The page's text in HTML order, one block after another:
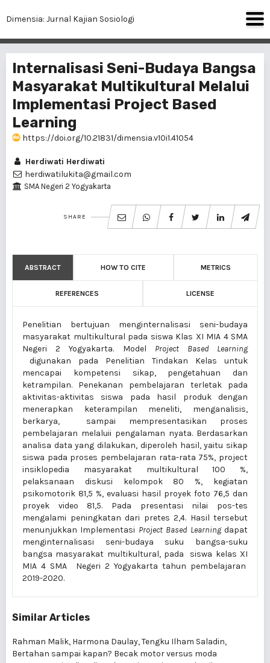
Dimensia: Jurnal Kajian Sosiologi
Internalisasi Seni-Budaya Bangsa
Masyarakat Multikultural Melalui
Implementasi Project Based
Learning
https://doi.org/10.21831/dimensia.v10i1.41054
Herdiwati Herdiwati
herdiwatilukita@gmail.com
SMA Negeri 2 Yogyakarta
SHARE
ABSTRACT HOW TO CITE METRICS
REFERENCES LICENSE
Penelitian bertujuan menginternalisasi seni-budaya
masyarakat multikultural pada siswa Klas XI MIA 4 SMA
Negeri 2 Yogyakarta. Model Project Based Learning
digunakan pada Penelitian Tindakan Kelas untuk
mencapai kompetensi sikap, pengetahuan dan
ketrampilan. Penekanan pembelajaran terletak pada
aktivitas-aktivitas siswa pada hasil produk dengan
menerapkan keterampilan meneliti, menganalisis,
berkarya, sampai mempresentasikan proses
pembelajaran melaluii pengalaman nyata. Berdasarkan
analisa data yang dilakukan, diperoleh hasil, yaitu sikap
siswa pada proses pembelajaran rata-rata 75%, project
insiklopedia masyarakat multikultural 100 %,
pelaksanaan diskusi kelompok 80 %, kegiatan
psikomotorik 81,5 %, evaluasi hasil proyek foto 76,5 dan
proyek video 81,5. Pada presentasi nilai pos-tes
mengalami peningkatan dari pretes 2,4. Hasil tersebut
menunjukkan Implementasi Project Based Learningdapat
menginternalisasi seni-budaya suku bangsa-suku
bangsa masyarakat multikultural, pada siswa kelas XI
MIA 4 SMA Negeri 2 Yogyakarta tahun pembelajaran
2019-2020.
Similar Articles
Rahman Malik, Harmona Daulay, Tengku Ilham Saladin,
Bertahan sampai kapan? Becak motor versus moda